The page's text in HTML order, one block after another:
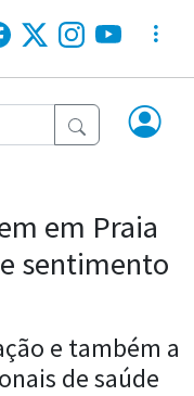
em Praia
sentimento
e também a
de saúde